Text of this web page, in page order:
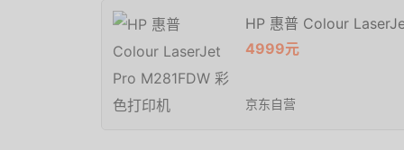
HP 惠普 Colour
4999元
京东自营